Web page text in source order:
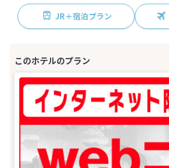
JR＋宿泊プラン